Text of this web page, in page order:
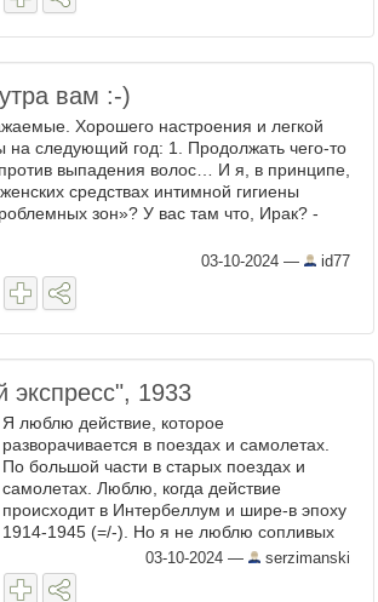
вам :-)
Хорошего настроения и легкой
на следующий год: 1. Продолжать чего-то
выпадения волос… И я, в принципе,
средствах интимной гигиены
зон»? У вас там что, Ирак? -
03-10-2024 — id77
экспресс", 1933
Я люблю действие, которое
разворачивается в поездах и самолетах.
По большой части в старых поездах и
самолетах. Люблю, когда действие
происходит в Интербеллум и шире-в эпоху
1914-1945 (=/-). Но я не люблю сопливых
мелодрам и очень старых фильмов, все
таки, я тоже испорчен привычкой к ...
03-10-2024 — serzimanski